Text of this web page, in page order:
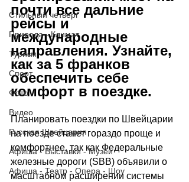
Стильный четверг
Природа - Климат
Туризм
Спорт
Фото
Видео
Русская Швейцария
Афиша - Выставки - Музеи
Афиша - Театр - Опера - Шоу
почти все дальние
рейсы и
международные
направления. Узнайте,
как за 5 франков
обеспечить себе
комфорт в поездке.
Планировать поездки по Швейцарии
на поезде станет гораздо проще и
комфортнее, так как Федеральные
железные дороги (SBB) объявили о
масштабном расширении системы